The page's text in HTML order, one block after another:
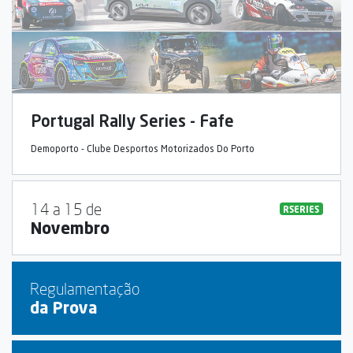
Portugal Rally Series - Fafe
Demoporto - Clube Desportos Motorizados Do Porto
14 a 15 de
Novembro
RSERIES
Regulamentação
da Prova